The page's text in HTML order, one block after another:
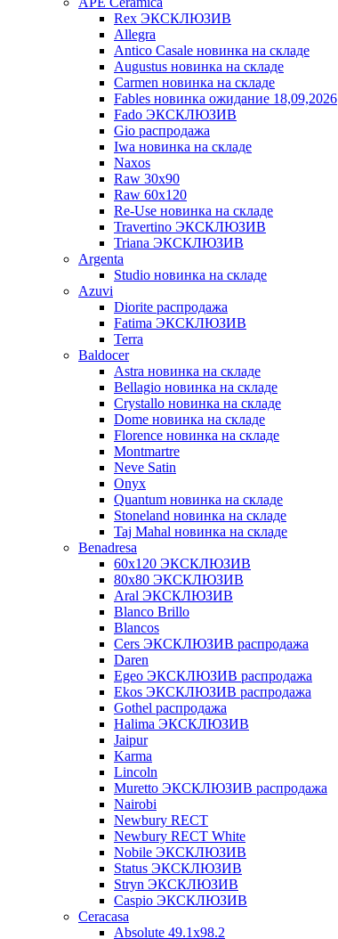
Rex ЭКСКЛЮЗИВ
Allegra
Antico Casale новинка на складе
Augustus новинка на складе
Carmen новинка на складе
Fables новинка ожидание 18,09,2026
Fado ЭКСКЛЮЗИВ
Gio распродажа
Iwa новинка на складе
Naxos
Raw 30x90
Raw 60х120
Re-Use новинка на складе
Travertino ЭКСКЛЮЗИВ
Triana ЭКСКЛЮЗИВ
Argenta
Studio новинка на складе
Azuvi
Diorite распродажа
Fatima ЭКСКЛЮЗИВ
Terra
Baldoсer
Astra новинка на складе
Bellagio новинка на складе
Crystallo новинка на складе
Dome новинка на складе
Florence новинка на складе
Montmartre
Neve Satin
Onyx
Quantum новинка на складе
Stoneland новинка на складе
Taj Mahal новинка на складе
Benadresa
60х120 ЭКСКЛЮЗИВ
80х80 ЭКСКЛЮЗИВ
Aral ЭКСКЛЮЗИВ
Blanco Brillo
Blancos
Cers ЭКСКЛЮЗИВ распродажа
Daren
Egeo ЭКСКЛЮЗИВ распродажа
Ekos ЭКСКЛЮЗИВ распродажа
Gothel распродажа
Halima ЭКСКЛЮЗИВ
Jaipur
Karma
Lincoln
Muretto ЭКСКЛЮЗИВ распродажа
Nairobi
Newbury RECT
Newbury RECT White
Nobile ЭКСКЛЮЗИВ
Status ЭКСКЛЮЗИВ
Stryn ЭКСКЛЮЗИВ
Сaspio ЭКСКЛЮЗИВ
Ceracasa
Absolute 49.1x98.2